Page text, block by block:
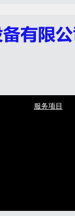
服务项目